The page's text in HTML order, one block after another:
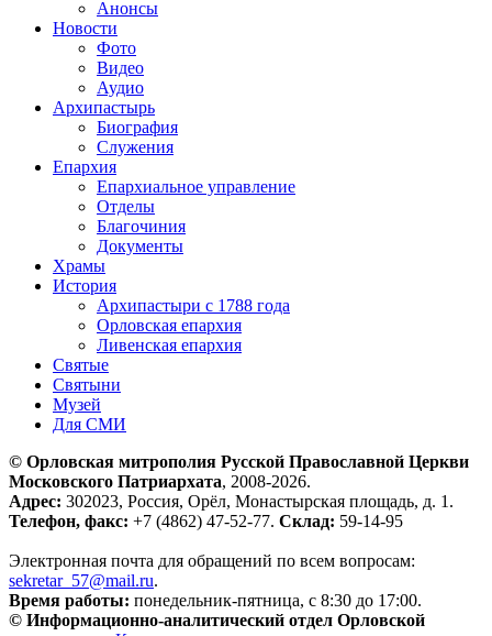
Анонсы
Новости
Фото
Видео
Аудио
Архипастырь
Биография
Служения
Епархия
Епархиальное управление
Отделы
Благочиния
Документы
Храмы
История
Архипастыри с 1788 года
Орловская епархия
Ливенская епархия
Святые
Святыни
Музей
Для СМИ
© Орловская митрополия Русской Православной Церкви
Московского Патриархата, 2008-2026.
Адрес: 302023, Россия, Орёл, Монастырская площадь, д. 1.
Телефон, факс: +7 (4862) 47-52-77. Склад: 59-14-95
Электронная почта для обращений по всем вопросам:
sekretar_57@mail.ru.
Время работы: понедельник-пятница, с 8:30 до 17:00.
© Информационно-аналитический отдел Орловской